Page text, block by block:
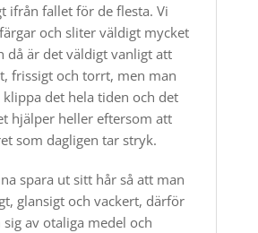
ifrån fallet för de flesta. Vi
och sliter väldigt mycket
då är det väldigt vanligt att
frissigt och torrt, men man
det hela tiden och det
hjälper heller eftersom att
som dagligen tar stryk.
spara ut sitt hår så att man
glansigt och vackert, därför
av otaliga medel och